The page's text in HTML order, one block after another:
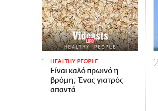
HEALTHY PEOPLE
Είναι καλό πρωινό η
βρόμη; Ένας γιατρός
απαντά